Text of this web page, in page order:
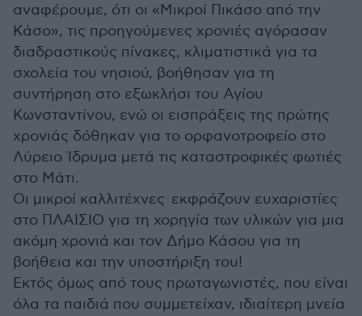
αναφέρουμε, ότι οι «Μικροί Πικάσο από την
Κάσο», τις προηγούμενες χρονιές αγόρασαν
διαδραστικούς πίνακες, κλιματιστικά για τα
σχολεία του νησιού, βοήθησαν για τη
συντήρηση στο εξωκλήσι του Αγίου
Κωνσταντίνου, ενώ οι εισπράξεις της πρώτης
χρονιάς δόθηκαν για το ορφανοτροφείο στο
Λύρειο Ίδρυμα μετά τις καταστροφικές φωτιές
στο Μάτι.
Οι μικροί καλλιτέχνες εκφράζουν ευχαριστίες
στο ΠΛΑΙΣΙΟ για τη χορηγία των υλικών για μια
ακόμη χρονιά και τον Δήμο Κάσου για τη
βοήθεια και την υποστήριξη του!
Εκτός όμως από τους πρωταγωνιστές, που είναι
όλα τα παιδιά που συμμετείχαν, ιδιαίτερη μνεία